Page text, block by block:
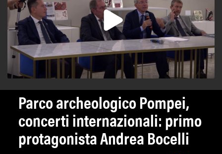
Parco archeologico Pompei,
concerti internazionali: primo
protagonista Andrea Bocelli